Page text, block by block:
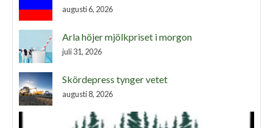
augusti 6, 2026
Arla höjer mjölkpriset i morgon
juli 31, 2026
Skördepress tynger vetet
augusti 8, 2026